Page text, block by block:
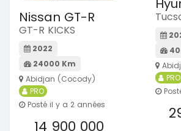
Nissan GT-R
GT-R KICKS
2022
24000 Km
Abidjan (Cocody)
PRO
Posté il y a 2 années
14 900 000
PRO